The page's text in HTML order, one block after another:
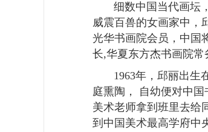
细数中国当代画坛
威震百兽的女画家中，
光华书画院会员，中国
长,华夏东方杰书画院常
1963年，邱丽出生
庭熏陶，
自幼便对中
美术老师拿到班里去给
到中国美术最高学府中